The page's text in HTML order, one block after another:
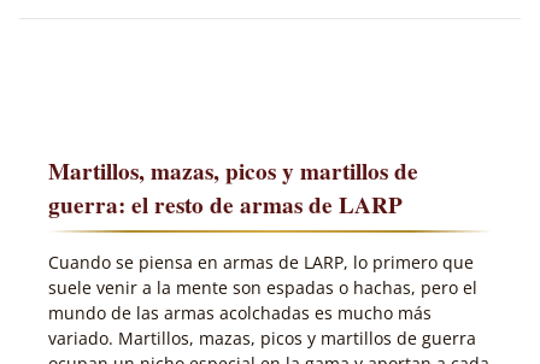
Martillos, mazas, picos y martillos de
guerra: el resto de armas de LARP
Cuando se piensa en armas de LARP, lo primero que
suele venir a la mente son espadas o hachas, pero el
mundo de las armas acolchadas es mucho más
variado. Martillos, mazas, picos y martillos de guerra